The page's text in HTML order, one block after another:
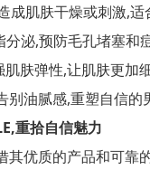
成肌肤干燥或刺激,适
泌,预防毛孔堵塞和痘
肤弹性,让肌肤更加
油腻感,重塑自信的
重拾自信魅力
其优质的产品和可